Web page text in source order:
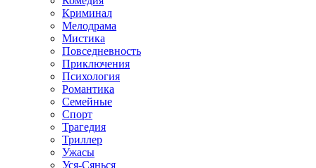
Криминал
Мелодрама
Мистика
Повседневность
Приключения
Психология
Романтика
Семейные
Спорт
Трагедия
Триллер
Ужасы
Уся-Сянься